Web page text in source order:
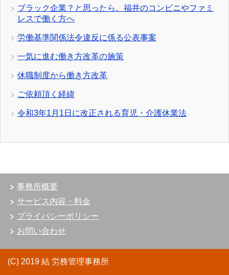
ブラック企業？と思ったら。福井のコンビニやファミ
レスで働く方へ
労働基準関係法令違反に係る公表事案
一気に進む働き方改革の施策
休職制度から働き方改革
ご依頼頂く経緯
令和3年1月1日に改正される育児・介護休業法
事務所概要
サービス内容・料金
プライバシーポリシー
お問い合わせ
(C) 2019 結 労務管理事務所